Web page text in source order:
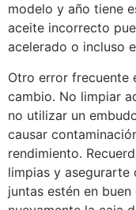
modelo y año tiene
aceite incorrecto
acelerado o incluso
Otro error frecuente
cambio. No limpiar
no utilizar un
causar
rendimiento.
limpias y asegurarte
juntas estén en